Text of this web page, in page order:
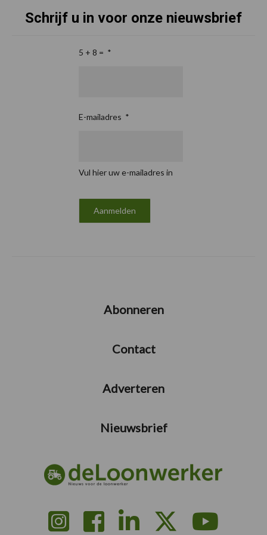
Schrijf u in voor onze nieuwsbrief
5 + 8 = *
E-mailadres *
Vul hier uw e-mailadres in
Abonneren
Contact
Adverteren
Nieuwsbrief